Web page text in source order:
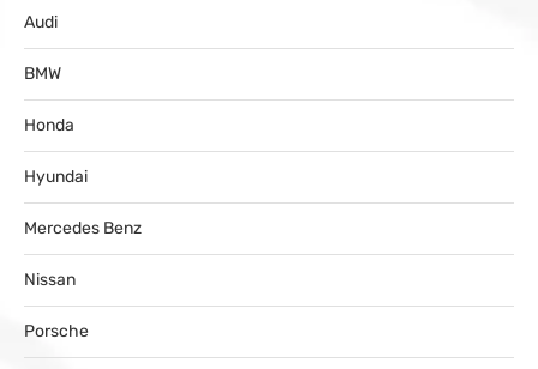
Audi
BMW
Honda
Hyundai
Mercedes Benz
Nissan
Porsche